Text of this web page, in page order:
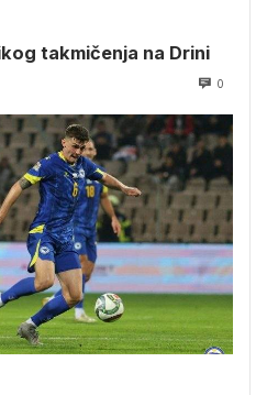
takmičenja na Drini
0